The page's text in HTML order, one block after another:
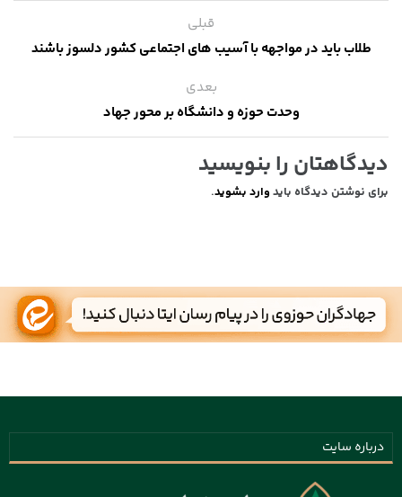
قبلی
طلاب باید در مواجهه با آسیب های اجتماعی کشور دلسوز باشند
بعدی
وحدت حوزه و دانشگاه بر محور جهاد
دیدگاهتان را بنویسید
برای نوشتن دیدگاه باید وارد بشوید.
درباره سایت